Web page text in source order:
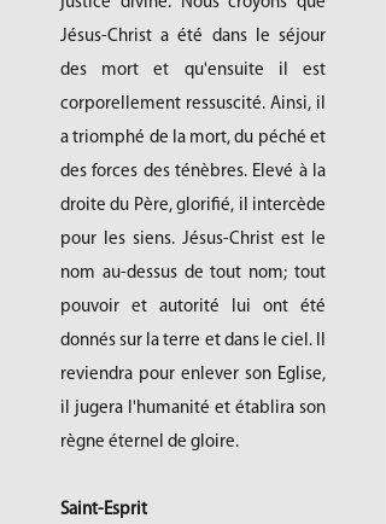
Jésus-Christ a été dans le séjour
des mort et qu'ensuite il est
corporellement ressuscité. Ainsi, il
a triomphé de la mort, du péché et
des forces des ténèbres. Elevé à la
droite du Père, glorifié, il intercède
pour les siens. Jésus-Christ est le
nom au-dessus de tout nom; tout
pouvoir et autorité lui ont été
donnés sur la terre et dans le ciel. Il
reviendra pour enlever son Eglise,
il jugera l'humanité et établira son
règne éternel de gloire.
Saint-Esprit